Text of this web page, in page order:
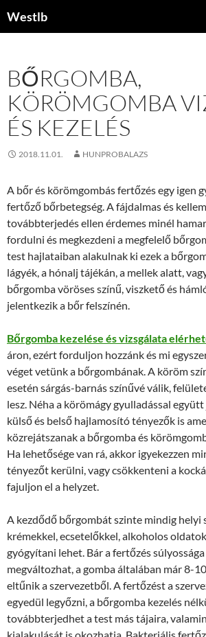
Westlb
BŐRGOMBA,
KÖRÖMGOMBA
ÉS KEZELÉS
2018.11.01. HUNPROBALAZS
A bőr és körömgombás fertőzés egy igen
fertőző bőrbetegség. A fájdalmas és
továbbterjedés ellen érdemes minél
fordulni és megkezdeni a megfelelő
test hajlataiban alakulnak ki ezek a
lágyék, a hónalj tájékán, a mellek alatt,
bőrgomba vöröses színű, viszkető és
jelentkezik a bőr felszínén.
Bőrgomba kezelése és vizsgálata
áron, ezért forduljon hozzánk és mi
véget vetünk a bőrgombának. A köröm
esetén sárgás-barnás színűvé válik,
lesz. Néha a körömágy gyulladással
külső és belső hajlamosító tényezők is
közrejátszanak a bőrgomba és
Ha lehetősége van rá, akkor igyekezzen
tényezőt kerülni, vagy csökkenteni a
fajuljon el a helyzet.
A kezdődő bőrgombát szinte mindig helyi
krémekkel, ecsetelőkkel, alkoholos
gyógyítani lehet. Bár a fertőzés
megváltozhat, a gomba általában már 8-
eltűnik a szervezetből. A fertőzést a
egyedül legyőzni, a bőrgomba kezelés
továbbterjedhet a test más tájaira,